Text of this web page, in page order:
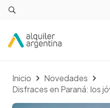
Inicio
Novedades
Disfraces en Paraná: los